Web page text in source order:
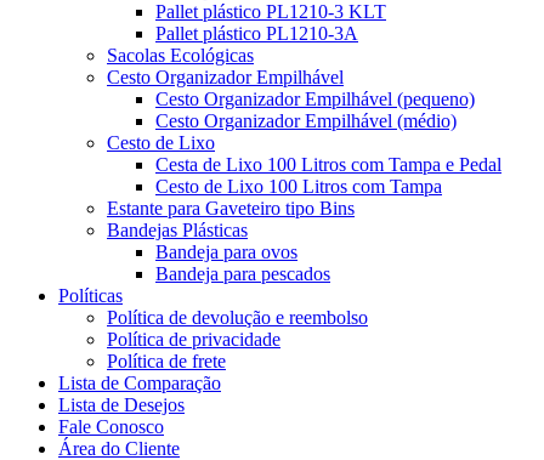
Pallet plástico PL1210-3 KLT
Pallet plástico PL1210-3A
Sacolas Ecológicas
Cesto Organizador Empilhável
Cesto Organizador Empilhável (pequeno)
Cesto Organizador Empilhável (médio)
Cesto de Lixo
Cesta de Lixo 100 Litros com Tampa e Pedal
Cesto de Lixo 100 Litros com Tampa
Estante para Gaveteiro tipo Bins
Bandejas Plásticas
Bandeja para ovos
Bandeja para pescados
Políticas
Política de devolução e reembolso
Política de privacidade
Política de frete
Lista de Comparação
Lista de Desejos
Fale Conosco
Área do Cliente